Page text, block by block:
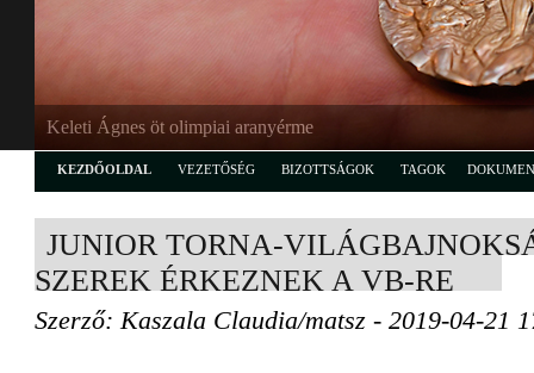
Keleti Ágnes öt olimpiai aranyérme
KEZDŐOLDAL VEZETŐSÉG BIZOTTSÁGOK TAGOK
JUNIOR TORNA-
SZEREK ÉRKEZNEK A VB-RE
Szerző: Kaszala Claudia/matsz - 2019-04-21